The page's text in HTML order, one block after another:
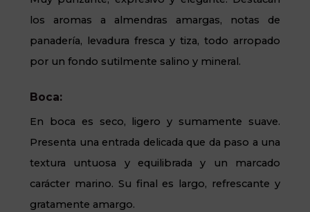
los aromas a almendras amargas, notas de
panadería, levadura fresca y tiza, todo arropado
por un fondo sutilmente salino y mineral.
Boca:
En boca es seco, ligero y sumamente suave.
Presenta una entrada delicada que da paso a una
textura untuosa y equilibrada y un marcado
carácter marino. Su final es largo, refrescante y
gratamente amargo.